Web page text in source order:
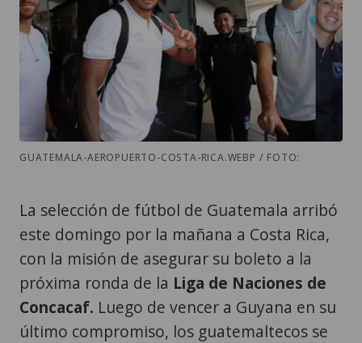
GUATEMALA-AEROPUERTO-COSTA-RICA.WEBP / FOTO:
La selección de fútbol de Guatemala arribó
este domingo por la mañana a Costa Rica,
con la misión de asegurar su boleto a la
próxima ronda de la Liga de Naciones de
Concacaf. Luego de vencer a Guyana en su
último compromiso, los guatemaltecos se